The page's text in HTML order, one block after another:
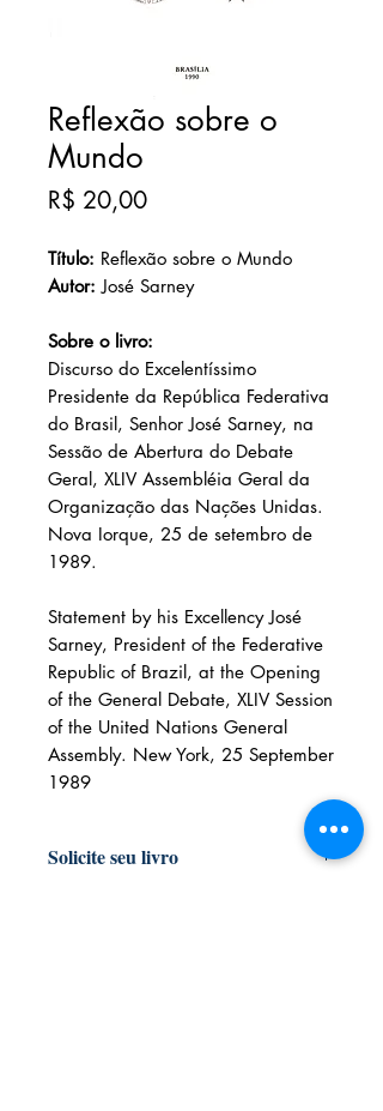
Reflexão sobre o
Mundo
R$ 20,00Preço
Título: Reflexão sobre o Mundo
Autor: José Sarney
Sobre o livro:
Discurso do Excelentíssimo
Presidente da República Federativa
do Brasil, Senhor José Sarney, na
Sessão de Abertura do Debate
Geral, XLIV Assembléia Geral da
Organização das Nações Unidas.
Nova Iorque, 25 de setembro de
1989.
Statement by his Excellency José
Sarney, President of the Federative
Republic of Brazil, at the Opening
of the General Debate, XLIV Session
of the United Nations General
Assembly. New York, 25 September
1989
Solicite seu livro